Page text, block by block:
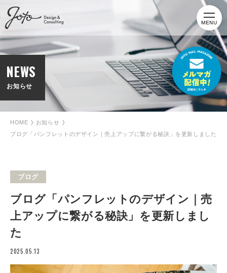
MENU
NEWS
お知らせ
HOME
お知らせ
ブログ「パンフレットのデザイン｜売上アップに繋がる秘訣」を更新しました
ブログ
ブログ「パンフレットのデザイン｜売
上アップに繋がる秘訣」を更新しまし
た
2025.05.13